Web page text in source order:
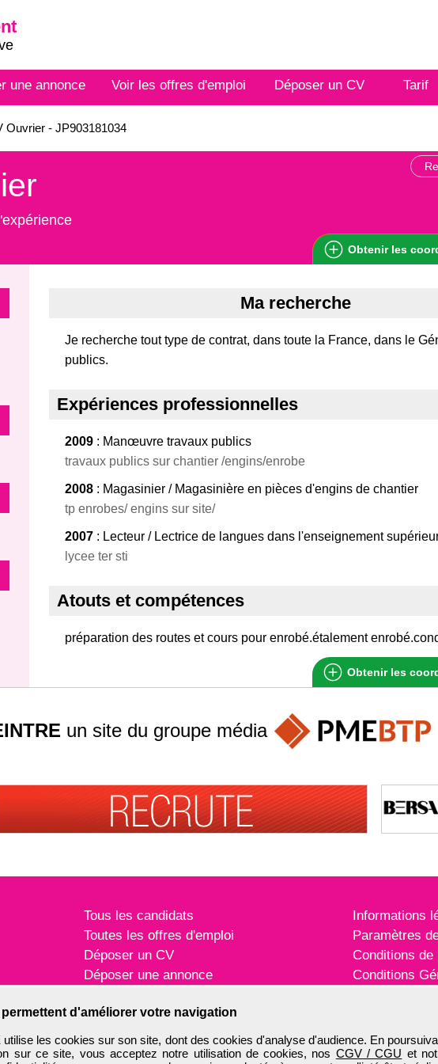
une annonce Voir les offres d'emploi Déposer un CV Tarif
Ouvrier - JP903181034
Obtenir les
Ma recherche
Je recherche tout type de contrat, dans toute la France, dans le
publics.
Expériences professionnelles
2009 : Manœuvre travaux publics
travaux publics sur chantier /engins/enrobe
2008 : Magasinier / Magasinière en pièces d'engins de chantier
tp enrobes/ engins sur site/
2007 : Lecteur / Lectrice de langues dans l'enseignement
lycee ter sti
Atouts et compétences
préparation des routes et cours pour enrobé.étalement
Obtenir les
d'améliorer votre navigation
les cookies sur son site, dont des cookies d'analyse d'audience. En
sur ce site, vous acceptez notre utilisation de cookies, nos CGV / CGU et
un site du groupe média
Tous les candidats
Toutes les offres d'emploi
Déposer un CV
Déposer une annonce
Informations
Paramètres
Conditions de
Conditions